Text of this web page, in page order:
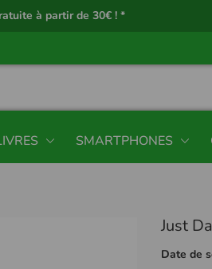
à partir de 30€ ! *
SMARTPHONES
Just
Date de